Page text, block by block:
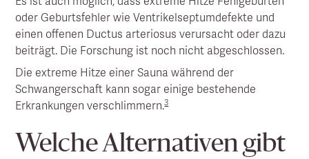
oder Geburtsfehler wie Ventrikelseptumdefekte und
einen offenen Ductus arteriosus verursacht oder dazu
beiträgt. Die Forschung ist noch nicht abgeschlossen.
Die extreme Hitze einer Sauna während der
Schwangerschaft kann sogar einige bestehende
Erkrankungen verschlimmern.3
Welche Alternativen gibt